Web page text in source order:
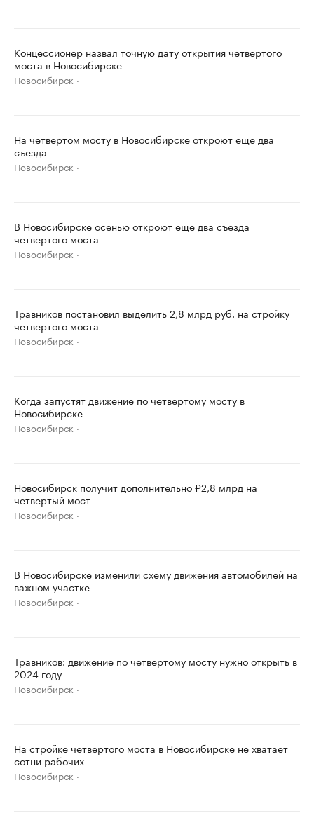
Концессионер назвал точную дату открытия четвертого
моста в Новосибирске
Новосибирск
На четвертом мосту в Новосибирске откроют еще два
съезда
Новосибирск
В Новосибирске осенью откроют еще два съезда
четвертого моста
Новосибирск
Травников постановил выделить 2,8 млрд руб. на стройку
четвертого моста
Новосибирск
Когда запустят движение по четвертому мосту в
Новосибирске
Новосибирск
Новосибирск получит дополнительно ₽2,8 млрд на
четвертый мост
Новосибирск
В Новосибирске изменили схему движения автомобилей на
важном участке
Новосибирск
Травников: движение по четвертому мосту нужно открыть в
2024 году
Новосибирск
На стройке четвертого моста в Новосибирске не хватает
сотни рабочих
Новосибирск